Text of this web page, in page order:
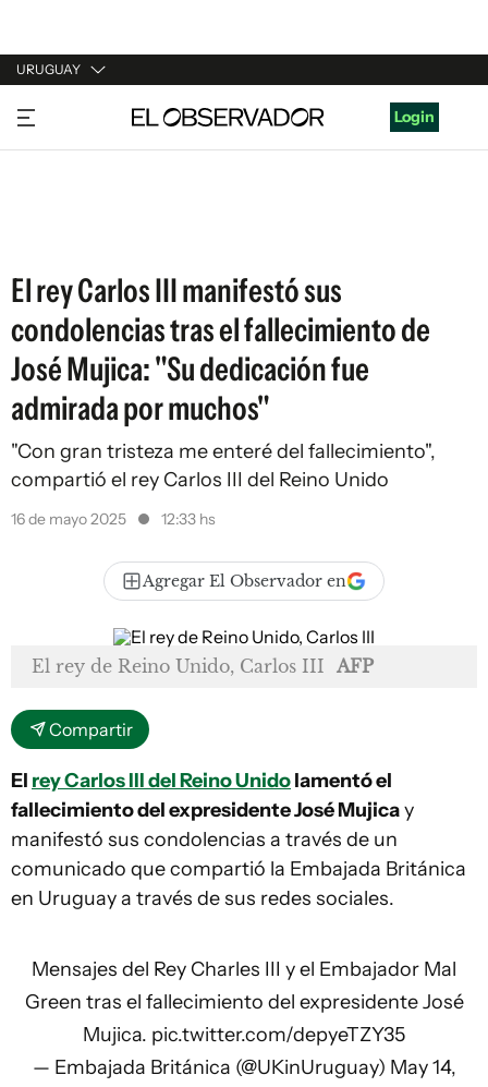
URUGUAY
URUGUAY
ARGENTINA
Login
El rey Carlos III manifestó sus
condolencias tras el fallecimiento de
José Mujica: "Su dedicación fue
admirada por muchos"
"Con gran tristeza me enteré del fallecimiento",
compartió el rey Carlos III del Reino Unido
16 de mayo 2025 12:33 hs
Agregar El Observador en
El rey de Reino Unido, Carlos III AFP
Compartir
El rey Carlos III del Reino Unidolamentó el
fallecimiento del expresidente José Mujicay
manifestó sus condolencias a través de un
comunicado que compartió la Embajada Británica
en Uruguay a través de sus redes sociales.
Mensajes del Rey Charles III y el Embajador Mal
Green tras el fallecimiento del expresidente José
Mujica. pic.twitter.com/depyeTZY35
— Embajada Británica (@UKinUruguay) May 14,